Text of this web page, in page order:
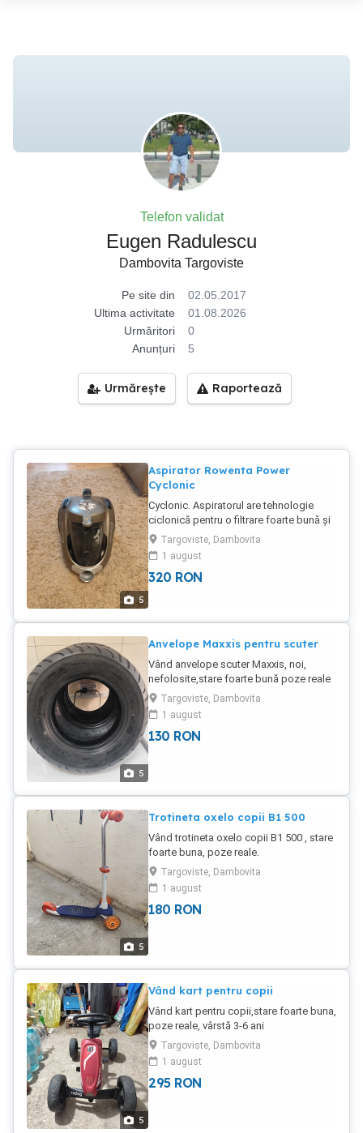
Telefon validat
Eugen Radulescu
Dambovita Targoviste
Pe site din
02.05.2017
Ultima activitate
01.08.2026
Urmăritori
0
Anunțuri
5
Urmărește Raportează
5
Aspirator Rowenta Power
Cyclonic
Cyclonic. Aspiratorul are tehnologie
ciclonică pentru o filtrare foarte bună și
performanță ridicată de aspirare. Acesta
il voi trimite curatat si dezinfectat
Caracteristici: - 5 capete - Performanță
3AAA - Motor Effitech pentru consum
de manevrat și compact - Recipient de
praf ușor de golit - Consum redus de
energie (clasă energetică A) Aspiratorul
funcționează perfect și este ideal
pentru apartamente sau case.
Targoviste, Dambovita
1 august
320 RON
5
Anvelope Maxxis pentru scuter
Vând anvelope scuter Maxxis, noi,
nefolosite,stare foarte bună poze reale
dimensiuni 130 90 10.Mentionez că sunt
2 bucati.
Targoviste, Dambovita
1 august
130 RON
5
Trotineta oxelo copii B1 500
Vând trotineta oxelo copii B1 500 , stare
foarte buna, poze reale.
Targoviste, Dambovita
1 august
180 RON
5
Vând kart pentru copii
Vând kart pentru copii,stare foarte buna,
poze reale, vârstă 3-6 ani
Targoviste, Dambovita
1 august
295 RON